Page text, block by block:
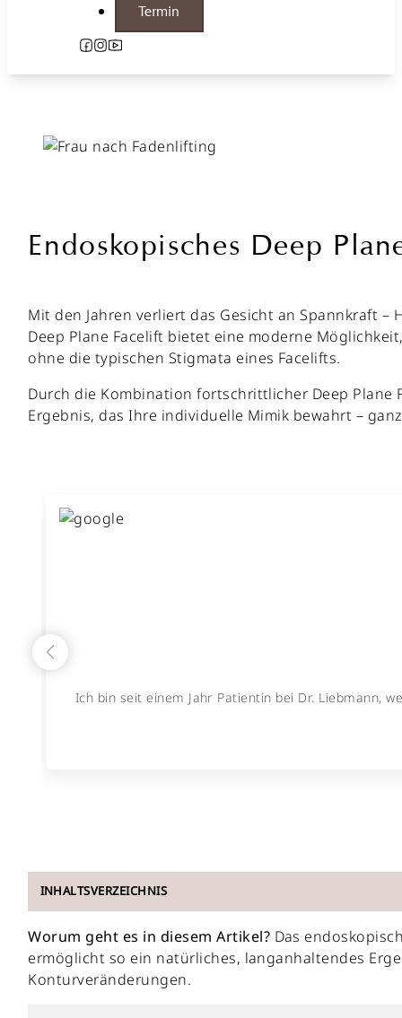
Termin
Follow us on Facebook
Follow us on Instagram
Follow us on YouTube
Endoskopisches Deep
Mit den Jahren verliert das Gesicht an Spannkraft
Deep Plane Facelift bietet eine moderne
ohne die typischen Stigmata eines Facelifts.
Durch die Kombination fortschrittlicher Deep Plane
Ergebnis, das Ihre individuelle Mimik bewahrt –
Ich bin seit einem Jahr Patientin bei Dr. Liebmann,
INHALTSVERZEICHNIS
Worum geht es in diesem Artikel? Das
ermöglicht so ein natürliches, langanhaltendes
Konturveränderungen.